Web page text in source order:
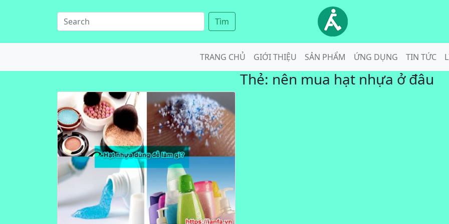
Tìm
TRANG CHỦ GIỚI THIỆU SẢN PHẨM ỨNG DỤNG TIN TỨC
Thẻ: nên mua hạt nhựa ở đâu